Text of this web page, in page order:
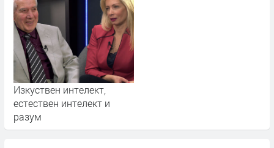
Изкуствен интелект,
естествен интелект и
разум